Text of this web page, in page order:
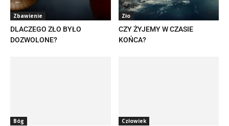
Zbawienie
DLACZEGO ZŁO BYŁO
DOZWOLONE?
Zło
CZY ŻYJEMY W CZASIE
KOŃCA?
Bóg Człowiek